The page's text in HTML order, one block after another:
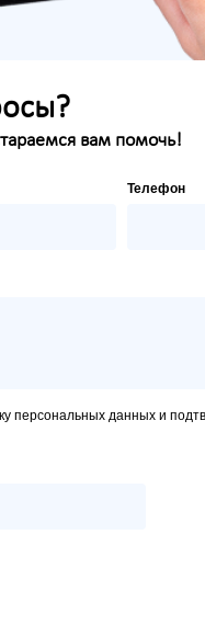
вам помочь!
Телефон
персональных данных и